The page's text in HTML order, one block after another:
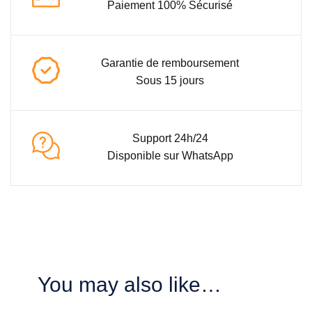
Paiement 100% Sécurisé
Garantie de remboursement
Sous 15 jours
Support 24h/24
Disponible sur WhatsApp
You may also like…